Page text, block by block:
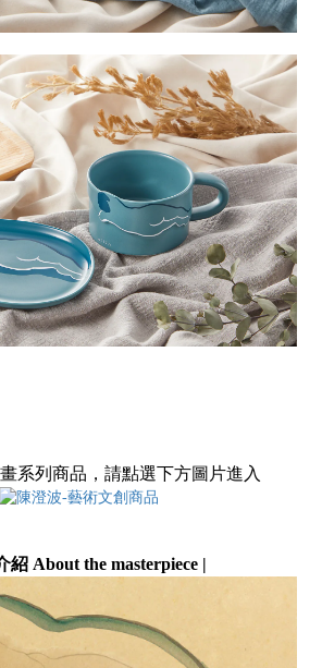
系列商品，請點選下方圖片進入
紹 About the masterpiece |